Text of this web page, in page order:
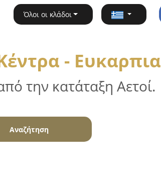
Όλοι οι κλάδοι
- Ευκαρπια
την κατάταξη Αετοί.
Αναζήτηση